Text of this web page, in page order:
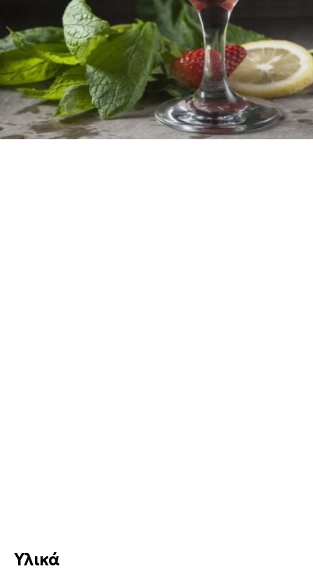
Εύκολη
2 10 λεπτά 10 λεπτά
Υλικά